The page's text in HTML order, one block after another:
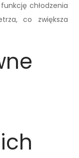
chłodzenia
co zwiększa